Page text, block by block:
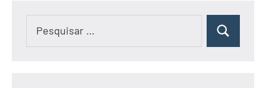
Pesquisar